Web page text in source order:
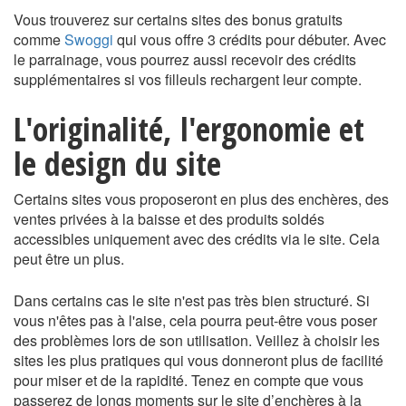
Vous trouverez sur certains sites des bonus gratuits
commeSwoggi qui vous offre 3 crédits pour débuter. Avec
le parrainage, vous pourrez aussi recevoir des crédits
supplémentaires si vos filleuls rechargent leur compte.
L'originalité, l'ergonomie et
le design du site
Certains sites vous proposeront en plus des enchères, des
ventes privées à la baisse et des produits soldés
accessibles uniquement avec des crédits via le site. Cela
peut être un plus.
Dans certains cas le site n'est pas très bien structuré. Si
vous n'êtes pas à l'aise, cela pourra peut-être vous poser
des problèmes lors de son utilisation. Veillez à choisir les
sites les plus pratiques qui vous donneront plus de facilité
pour miser et de la rapidité. Tenez en compte que vous
passerez de longs moments sur le site d’enchères à la